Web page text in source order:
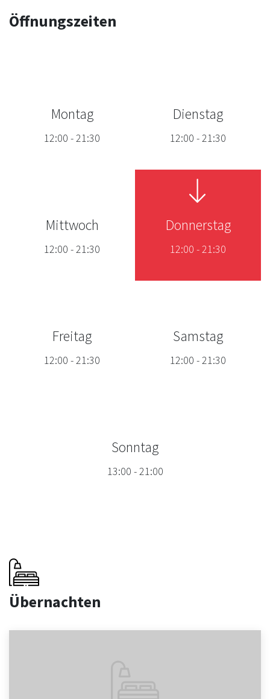
Öffnungszeiten
Montag
12:00 -21:30
Dienstag
12:00 -21:30
Mittwoch
12:00 -21:30
Donnerstag
12:00 -21:30
Freitag
12:00 -21:30
Samstag
12:00 -21:30
Sonntag
13:00 -21:00
Übernachten